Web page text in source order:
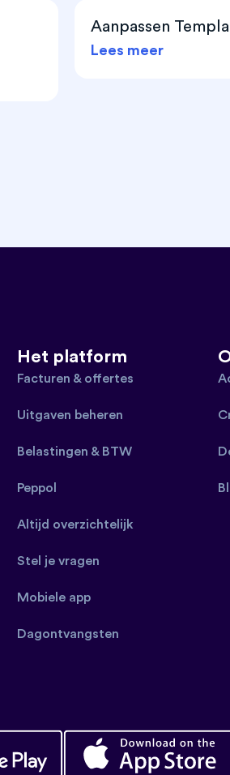
Aanpassen
Lees meer
Het platform
Facturen & offertes
Uitgaven beheren
Belastingen & BTW
Peppol
Altijd overzichtelijk
Stel je vragen
Mobiele app
Dagontvangsten